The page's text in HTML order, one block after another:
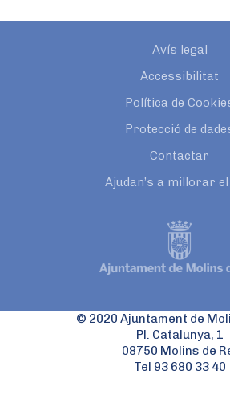
Avís legal
Accessibilitat
Política de
Protecció de
Contactar
Ajudan’s a millorar el
© 2020 Ajuntament de
Pl. Catalunya, 1
08750 Molins de
Tel 93 680 33 40